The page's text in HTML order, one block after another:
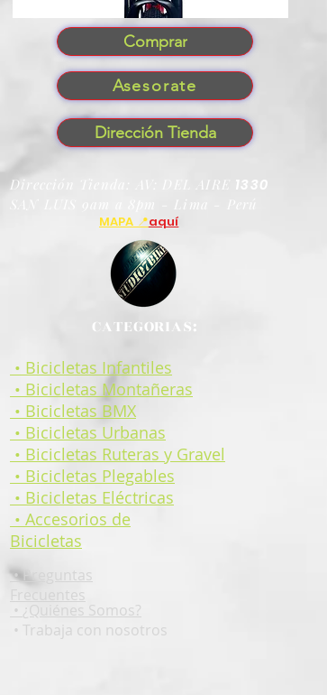
Comprar
Asesorate
Dirección Tienda
Dirección Tienda: AV: DEL AIRE 1330
SAN LUIS 9am a 8pm - Lima - Perú
MAPA 📍aquí
CATEGORIAS:
• Bicicletas Infantiles
• Bicicletas Montañeras
• Bicicletas BMX
• Bicicletas Urbanas
• Bicicletas Ruteras y Gravel
• Bicicletas Plegables
• Bicicletas Eléctricas
• Accesorios de
Bicicletas
•Preguntas
Frecuentes
• ¿Quiénes Somos?
• Trabaja con nosotros